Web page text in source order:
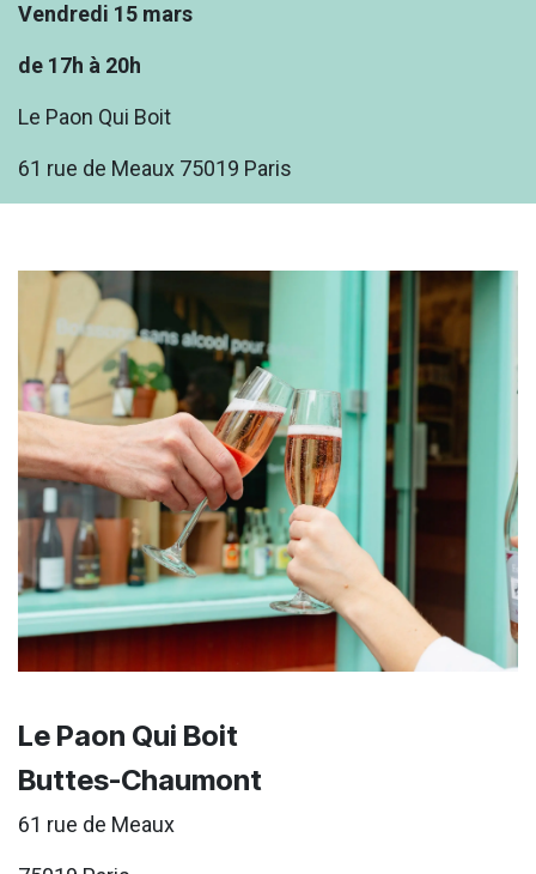
Vendredi 15 mars
de 17h à 20h
Le Paon Qui Boit
61 rue de Meaux 75019 Paris
Le Paon Qui Boit
Buttes-Chaumont
61 rue de Meaux